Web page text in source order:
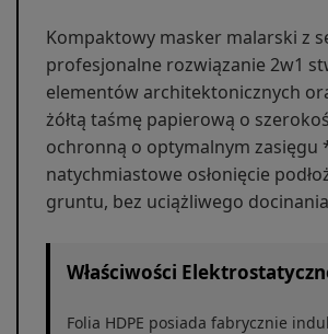
Kompaktowy masker malarski
profesjonalne rozwiązanie 2w1
elementów architektonicznych
żółtą taśmę papierową o
ochronną o optymalnym
natychmiastowe osłonięcie
gruntu, bez uciążliwego
Właściwości
Folia HDPE posiada fabrycznie